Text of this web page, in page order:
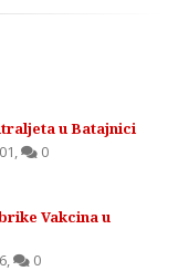
u Batajnici
, 0
Vakcina u
, 0